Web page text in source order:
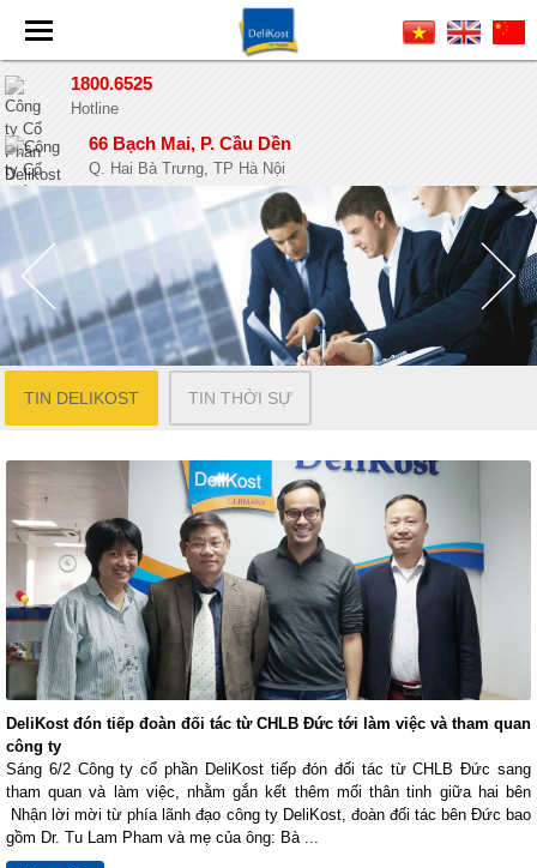
1800.6525
Hotline
66 Bạch Mai, P. Cầu Dền
Q. Hai Bà Trưng, TP Hà Nội
TIN DELIKOST TIN THỜI SỰ
DeliKost đón tiếp đoàn đối tác từ CHLB Đức tới làm việc và tham quan
công ty
Sáng 6/2 Công ty cổ phần DeliKost tiếp đón đối tác từ CHLB Đức sang
tham quan và làm việc, nhằm gắn kết thêm mối thân tinh giữa hai bên
Nhận lời mời từ phía lãnh đạo công ty DeliKost, đoàn đối tác bên Đức bao
gồm Dr. Tu Lam Pham và mẹ của ông: Bà ...